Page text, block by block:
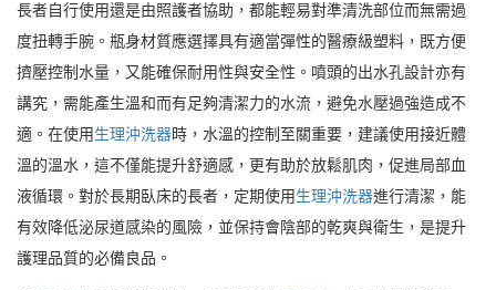
長者自行使用還是由照護者協助，都能輕易對準清洗部位而無需過
度扭轉手腕。瓶身材質應選擇具有適當彈性的醫療級塑料，既方便
擠壓控制水量，又能確保耐用性與安全性。噴頭的出水孔設計亦有
講究，需能產生溫和而有足夠清潔力的水流，避免水壓過強造成不
適。在使用生理沖洗器時，水溫的控制至關重要，建議使用接近體
溫的溫水，這不僅能提升舒適感，更有助於放鬆肌肉，促進局部血
液循環。對於長期臥床的長者，定期使用生理沖洗器進行清潔，能
有效降低泌尿道感染的風險，並保持會陰部的乾爽與衛生，是提升
護理品質的必備良品。